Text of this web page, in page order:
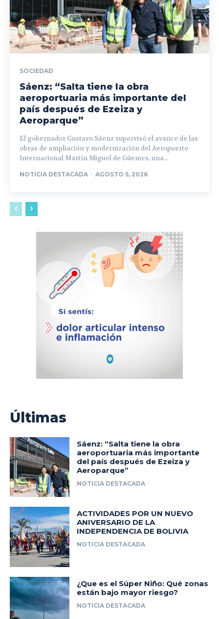
SOCIEDAD
Sáenz: “Salta tiene la obra
aeroportuaria más importante del
país después de Ezeiza y
Aeroparque”
El gobernador Gustavo Sáenz supervisó el avance de las
obras de ampliación y modernización del Aeropuerto
Internacional Martín Miguel de Güemes, una...
NOTICIA DESTACADA - AGOSTO 5, 2026
Últimas
Sáenz: “Salta tiene la obra
aeroportuaria más importante
del país después de Ezeiza y
Aeroparque”
NOTICIA DESTACADA
ACTIVIDADES POR UN NUEVO
ANIVERSARIO DE LA
INDEPENDENCIA DE BOLIVIA
NOTICIA DESTACADA
¿Que es el Súper Niño: Qué zonas
están bajo mayor riesgo?
NOTICIA DESTACADA